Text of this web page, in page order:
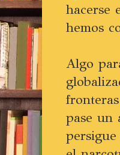
hacerse
hemos
Algo
pase un